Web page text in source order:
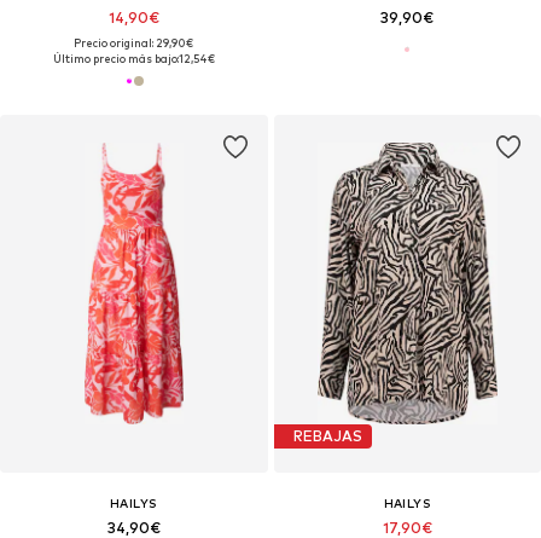
14,90€
Precio original: 29,90€
Último precio más bajo:12,54€
39,90€
HAILYS
34,90€
REBAJAS
HAILYS
17,90€